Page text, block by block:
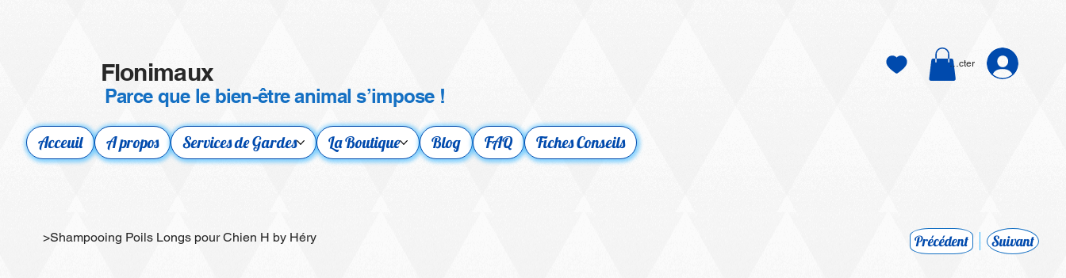
Flonimaux
Parce que le bien-être animal s’impose !
Acceuil A propos Services de Gardes La Boutique Blog FAQ Fiches Conseils
Se connecter
>Shampooing Poils Longs pour Chien H by Héry Précédent Suivant